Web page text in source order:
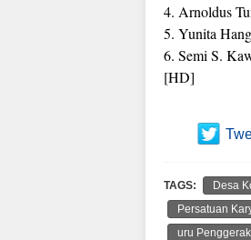
4. Arnoldus
5. Yunita
6. Semi S.
[HD]
TAGS: Desa
Persatuan
uru